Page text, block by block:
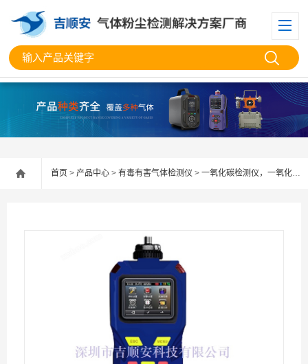
首页 > 产品中心 > 有毒有害气体检测仪 > 一氧化碳检测仪，一氧化碳分析仪